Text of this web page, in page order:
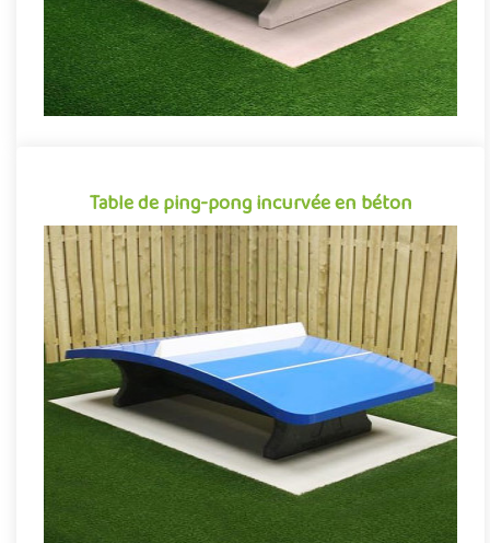
Table de ping-pong incurvée en béton
Table de ping-pong incurvée en béton
La table de ping-pong ballon en béton est un équipement
sportif extérieur idéal pour initier petits et grands à la pratique
d..